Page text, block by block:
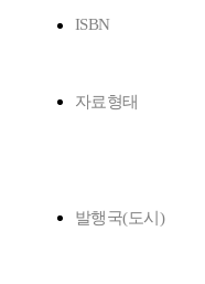
ISBN
자료형태
발행국(도시)